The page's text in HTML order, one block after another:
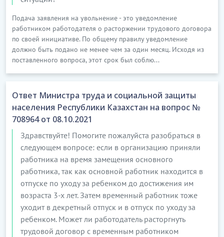
Подача заявления на увольнение - это уведомление
работником работодателя о расторжении трудового договора
по своей инициативе. По общему правилу уведомление
должно быть подано не менее чем за один месяц. Исходя из
поставленного вопроса, этот срок был соблю...
Ответ Министра труда и социальной защиты
населения Республики Казахстан на вопрос №
708964 от 08.10.2021
Здравствуйте! Помогите пожалуйста разобраться в
следующем вопросе: если в организацию приняли
работника на время замещения основного
работника, так как основной работник находится в
отпуске по уходу за ребенком до достижения им
возраста 3-х лет. Затем временный работник тоже
уходит в декретный отпуск и в отпуск по уходу за
ребенком. Может ли работодатель расторгнуть
трудовой договор с временным работником